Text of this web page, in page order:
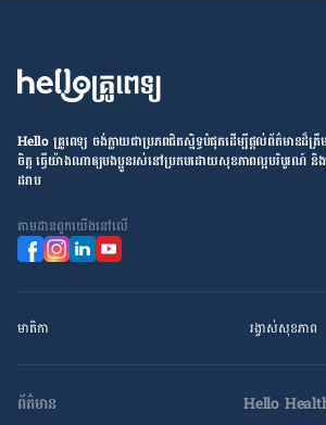
Hello គ្រូពេទ្យ ​ចង់​ក្លាយ​ជា​ប្រភព​ជិតស្និទ្ធបំផុតដើម្បី​ផ្ដល់​ព័ត៌មាន​ដ៏​ត្រឹ
ចិត្ត ធ្វើ​យ៉ាង​ណា​ឲ្យ​បងប្អូន​រស់នៅ​ប្រកប​ដោយ​សុខភាព​ល្អ​បរិបូរ
ដរាប
តាម​ដាន​ពួក​យើង​នៅ​លើ
មាតិកា រង្វាស់​សុខភាព
ព័ត៌មាន Hello